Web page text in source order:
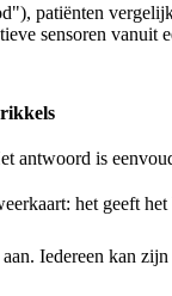
patiënten
sensoren vanuit
antwoord is
het geeft
Iedereen kan